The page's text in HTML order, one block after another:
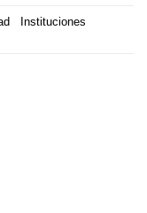
Instituciones